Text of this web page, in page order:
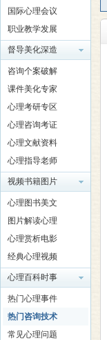
国际心理会议
职业教学发展
督导美化深造
咨询个案破解
课件美化专家
心理考研专区
心理咨询考证
心理文献资料
心理指导老师
视频书籍图片
心理图书美文
图片解读心理
心理赏析电影
经典心理视频
心理百科时事
热门心理事件
热门咨询技术
常见心理问题